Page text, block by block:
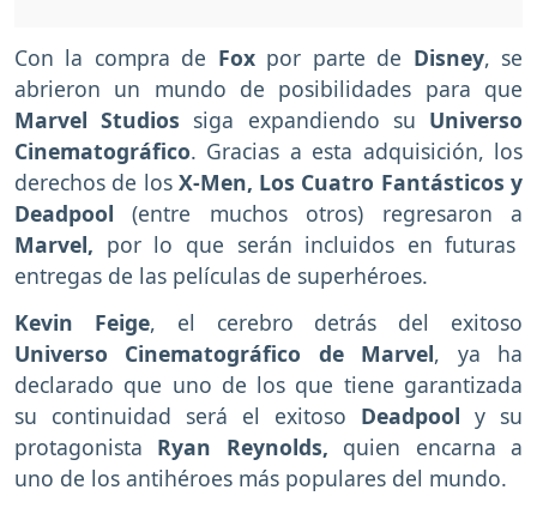
Con la compra de Foxpor parte de Disney, se
abrieron un mundo de posibilidades para que
Marvel Studios siga expandiendo su Universo
Cinematográfico. Gracias a esta adquisición, los
derechos de los X-Men, Los Cuatro Fantásticos y
Deadpool(entre muchos otros) regresaron a
Marvel, por lo que serán incluidos en futuras
entregas de las películas de superhéroes.
Kevin Feige, el cerebro detrás del exitoso
Universo Cinematográfico de Marvel, ya ha
declarado que uno de los que tiene garantizada
su continuidad será el exitoso Deadpool y su
protagonista Ryan Reynolds, quien encarna a
uno de los antihéroes más populares del mundo.